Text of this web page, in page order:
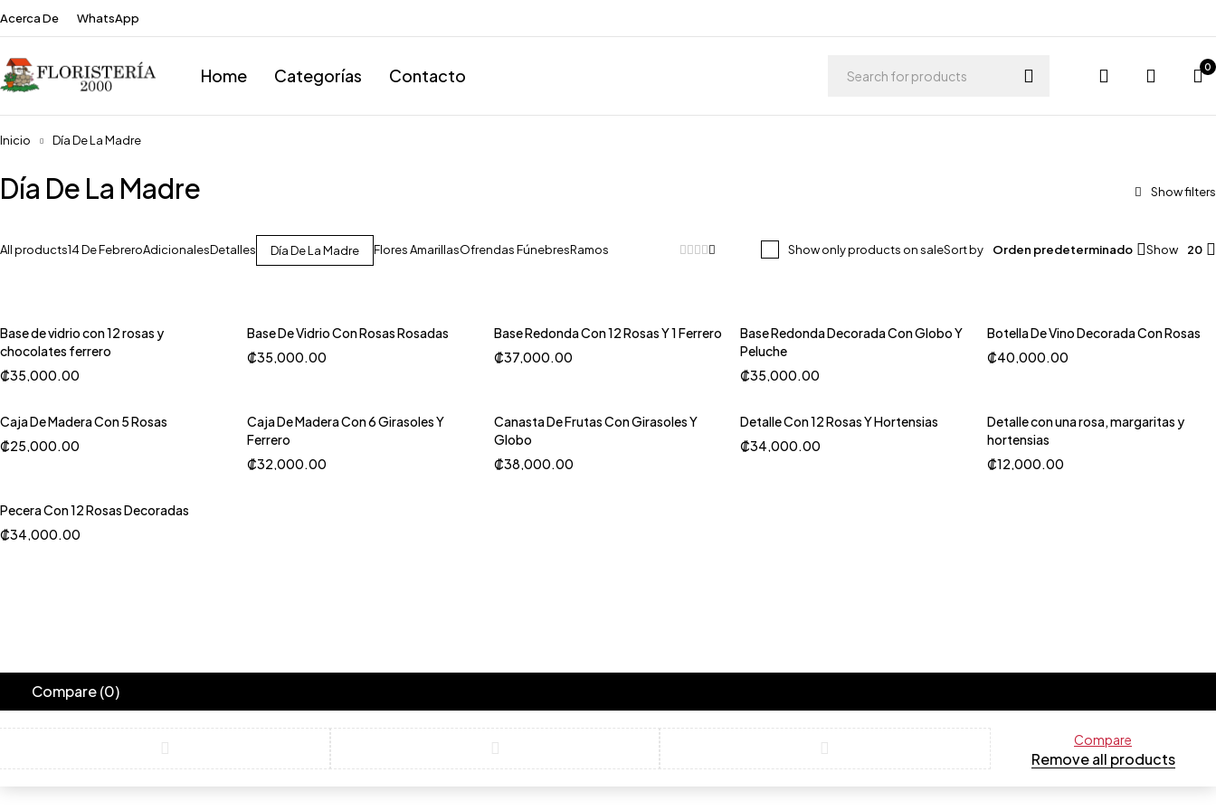
Acerca De WhatsApp
Home Categorías Contacto 0
Inicio Día De La Madre
Día De La Madre
All products14 De FebreroAdicionalesDetalles Día De La Madre Flores AmarillasOfrendas FúnebresRamos Show only products on saleSort by Orden predeterminado Show 20
Base de vidrio con 12 rosas y
chocolates ferrero
₡35,000.00
Base De Vidrio Con Rosas Rosadas
₡35,000.00
Base Redonda Con 12 Rosas Y 1 Ferrero
₡37,000.00
Base Redonda Decorada Con Globo Y
Peluche
₡35,000.00
Botella De Vino Decorada Con Rosas
₡40,000.00
Caja De Madera Con 5 Rosas
₡25,000.00
Caja De Madera Con 6 Girasoles Y
Ferrero
₡32,000.00
Canasta De Frutas Con Girasoles Y
Globo
₡38,000.00
Detalle Con 12 Rosas Y Hortensias
₡34,000.00
Detalle con una rosa, margaritas y
hortensias
₡12,000.00
Pecera Con 12 Rosas Decoradas
₡34,000.00
Compare(0)
Compare
Remove all products